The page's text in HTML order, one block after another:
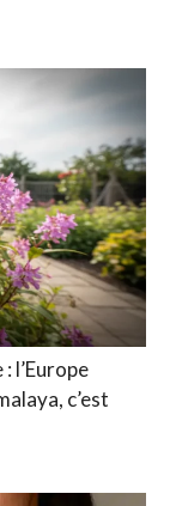
l’Europe
c’est